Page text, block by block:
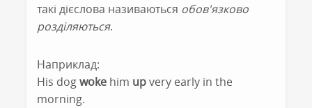
такі дієслова називаються обов'язково
розділяються.
Наприклад:
His dogwoke him upvery early in the
morning.